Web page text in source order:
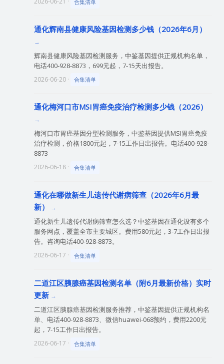
合集清单
通化辉南县健康风险基因检测多少钱（2026年6月）
辉南县健康风险基因检测服务，中鉴基因提供正规机构名单，
电话400-928-8873，699元起，7-15天出报告。
2026-06-20 · 合集清单
通化梅河口市MSI胃癌免疫治疗检测多少钱（2026）
梅河口市胃癌基因分型检测服务，中鉴基因提供MSI胃癌免疫
治疗检测，价格1800元起，7-15工作日出报告。电话400-928-
8873
2026-06-18 · 合集清单
通化在哪做新生儿遗传代谢病筛查（2026年6月最
新）
通化新生儿遗传代谢病筛查怎么选？中鉴基因在通化设有多个
服务网点，覆盖全市主要城区。费用580元起，3-7工作日出报
告。咨询电话400-928-8873。
2026-06-17 · 合集清单
二道江区胰腺癌基因检测名单（附6月最新价格）实时
更新
二道江区胰腺癌基因检测服务推荐，中鉴基因提供正规机构名
单、电话400-928-8873、微信huawei-068预约，费用2200元
起，7-15工作日出报告。
2026-06-17 · 合集清单